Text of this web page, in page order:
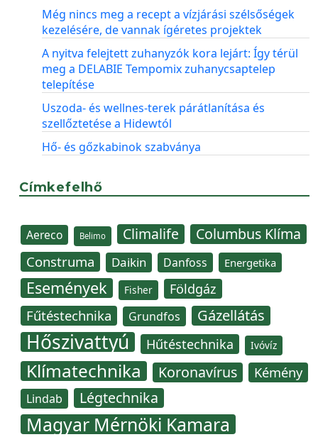
Még nincs meg a recept a vízjárási szélsőségek
kezelésére, de vannak ígéretes projektek
A nyitva felejtett zuhanyzók kora lejárt: Így térül
meg a DELABIE Tempomix zuhanycsaptelep
telepítése
Uszoda- és wellnes-terek párátlanítása és
szellőztetése a Hidewtól
Hő- és gőzkabinok szabványa
Címkefelhő
Aereco Belimo Climalife Columbus Klíma
Construma Daikin Danfoss Energetika
Események Fisher Földgáz
Fűtéstechnika Grundfos Gázellátás
Hőszivattyú Hűtéstechnika Ivóvíz
Klímatechnika Koronavírus Kémény
Lindab Légtechnika
Magyar Mérnöki Kamara